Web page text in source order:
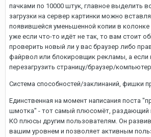
пачками по 10000 штук, главное выделить
загрузки на сервер картинки можно
появившейся уменьшенной копии в колонке
уже если что-то идёт не так, то вам стоит
проверить новый ли у вас браузер либо
файрвол или блокировщик рекламы, а если
перезагрузить страницу/браузер/
Система способностей/заклинаний, фишки
Единственная на момент написания поста
шмотка" - тот самый плюсомёт, раздающий
КО плюсы другим пользователям. Он
вашим уровнем и позволяет активным